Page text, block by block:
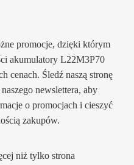
promocje, dzięki którym
akumulatory L22M3P70
cenach. Śledź naszą stronę
newslettera, aby
o promocjach i cieszyć
zakupów.
niż tylko strona